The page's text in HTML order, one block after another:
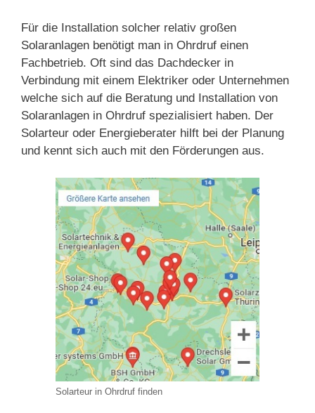
Für die Installation solcher relativ großen
Solaranlagen benötigt man in Ohrdruf einen
Fachbetrieb. Oft sind das Dachdecker in
Verbindung mit einem Elektriker oder Unternehmen
welche sich auf die Beratung und Installation von
Solaranlagen in Ohrdruf spezialisiert haben. Der
Solarteur oder Energieberater hilft bei der Planung
und kennt sich auch mit den Förderungen aus.
Solarteur in Ohrdruf finden